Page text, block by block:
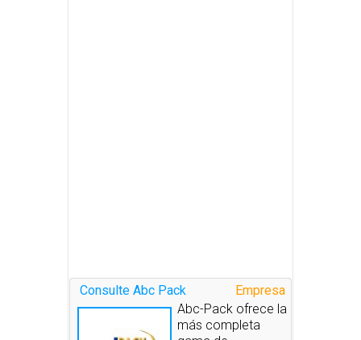
Empresa
Consulte Abc Pack
Abc-Pack ofrece la
más completa